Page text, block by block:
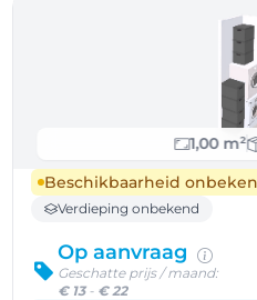
1,00 m²
Beschikbaarheid
Verdieping onbekend
Op aanvraag
Geschatte prijs / maand:
€ 13- € 22